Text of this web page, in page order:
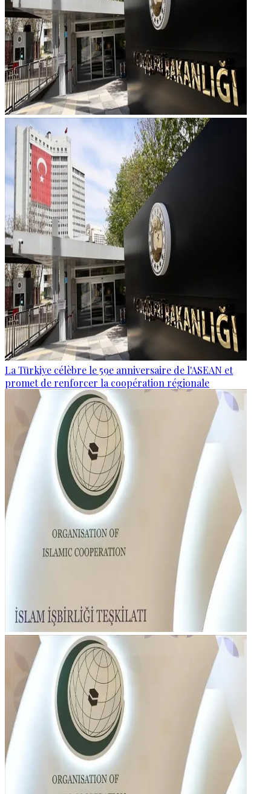
La Türkiye célèbre le 59e anniversaire de l'ASEAN et
promet de renforcer la coopération régionale